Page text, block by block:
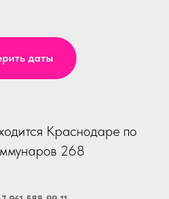
даты
Краснодаре по
268